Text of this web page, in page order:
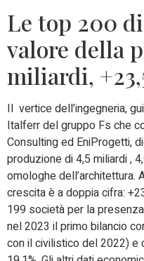
Le top 200
valore della
miliardi,
Il vertice dell’ingegneria,
Italferr del gruppo Fs che
Consulting ed EniProgetti,
produzione di 4,5 miliardi ,
omologhe dell’architettura.
crescita è a doppia cifra:
199 società per la
nel 2023 il primo bilancio
con il civilistico del 2022) e